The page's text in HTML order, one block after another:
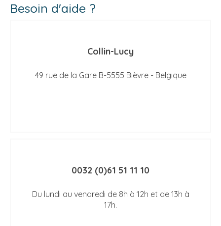
Besoin d'aide ?
Collin-Lucy
49 rue de la Gare B-5555 Bièvre - Belgique
0032 (0)61 51 11 10
Du lundi au vendredi de 8h à 12h et de 13h à
17h.